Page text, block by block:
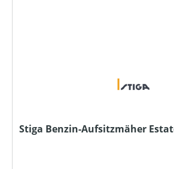
Stiga Benzin-Aufsitzmäher